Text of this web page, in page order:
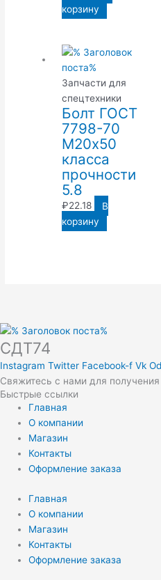
корзину
Запчасти для
спецтехники
Болт ГОСТ
7798-70
М20х50
класса
прочности
5.8
₽22.18
В
корзину
СДТ74
Instagram Twitter Facebook-f Vk
Свяжитесь с нами для
Быстрые ссылки
Главная
О компании
Магазин
Контакты
Оформление заказа
Главная
О компании
Магазин
Контакты
Оформление заказа